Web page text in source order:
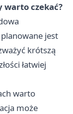
warto czekać?
jest
krótszą
łatwiej
warto
może